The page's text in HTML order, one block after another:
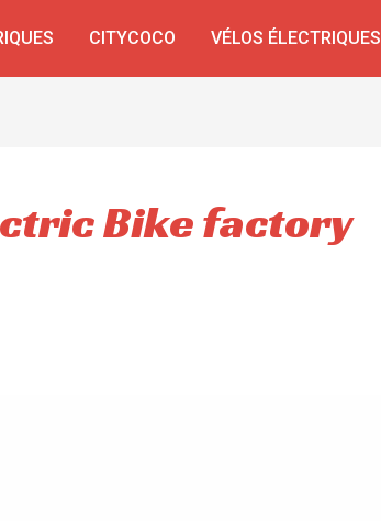
CITYCOCO VÉLOS ÉLECTRIQUES
Bike factory